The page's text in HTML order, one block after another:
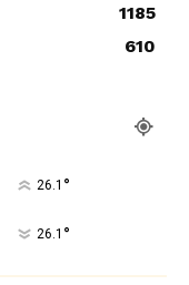
1185
610
26.1 °
26.1 °